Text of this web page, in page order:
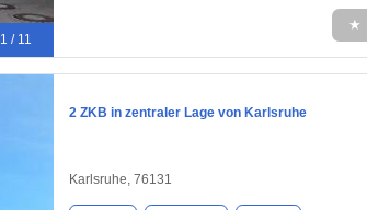
1 / 11
★
2 ZKB in zentraler Lage von Karlsruhe
Karlsruhe, 76131